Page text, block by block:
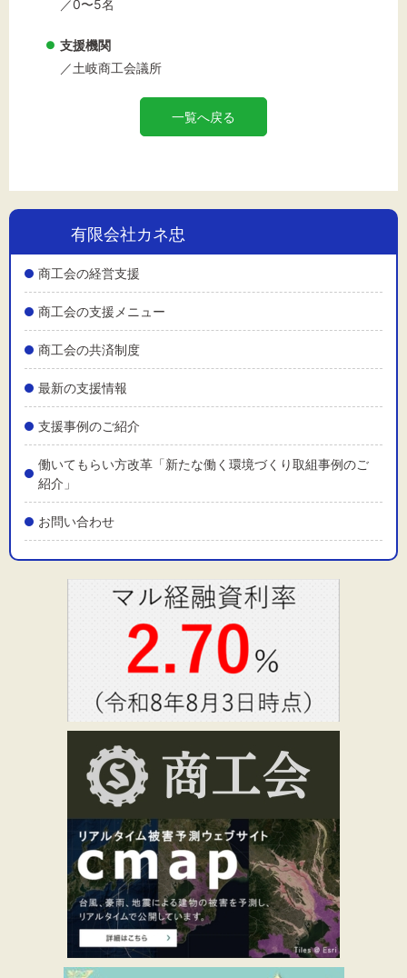
有限会社カネ忠
商工会の経営支援
商工会の支援メニュー
商工会の共済制度
最新の支援情報
支援事例のご紹介
働いてもらい方改革「新たな働く環境づくり取組事例のご
紹介」
お問い合わせ
／0〜5名
支援機関
／土岐商工会議所
一覧へ戻る